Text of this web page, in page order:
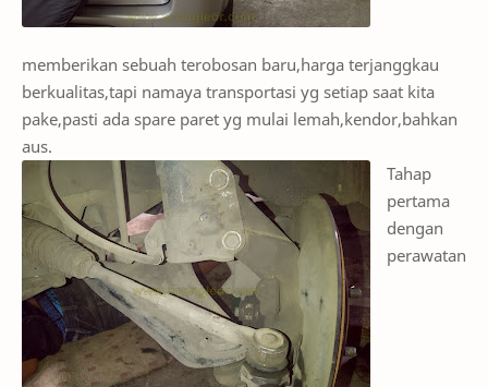
memberikan sebuah terobosan baru,harga terjanggkau
berkualitas,tapi namaya transportasi yg setiap saat kita
pake,pasti ada spare paret yg mulai lemah,kendor,bahkan
aus.
Tahap
pertama
dengan
perawatan